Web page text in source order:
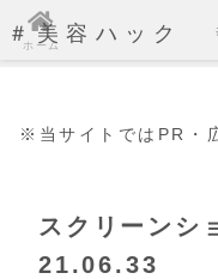
＃美容ハック
※当サイトではPR・
スクリーン
21.06.33
ホーム